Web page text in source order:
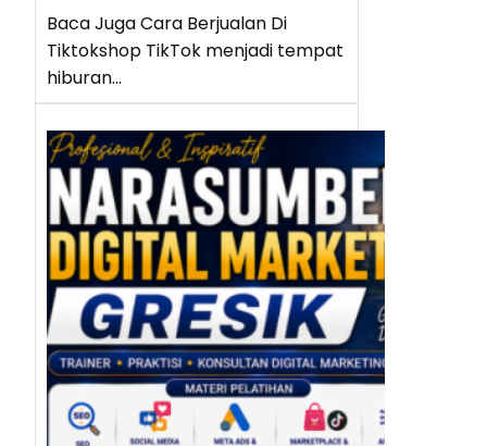
Baca Juga Cara Berjualan Di
Tiktokshop TikTok menjadi tempat
hiburan…